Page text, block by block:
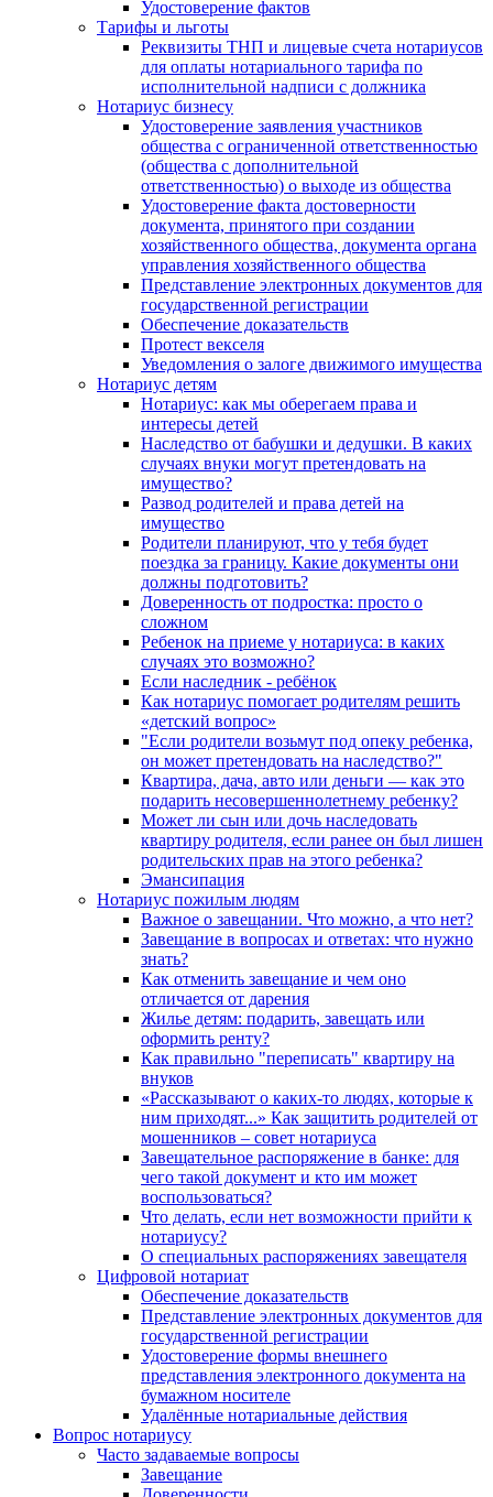
Удостоверение фактов
Тарифы и льготы
Реквизиты ТНП и лицевые счета нотариусов
для оплаты нотариального тарифа по
исполнительной надписи с должника
Нотариус бизнесу
Удостоверение заявления участников
общества с ограниченной ответственностью
(общества с дополнительной
ответственностью) о выходе из общества
Удостоверение факта достоверности
документа, принятого при создании
хозяйственного общества, документа органа
управления хозяйственного общества
Представление электронных документов для
государственной регистрации
Обеспечение доказательств
Протест векселя
Уведомления о залоге движимого имущества
Нотариус детям
Нотариус: как мы оберегаем права и
интересы детей
Наследство от бабушки и дедушки. В каких
случаях внуки могут претендовать на
имущество?
Развод родителей и права детей на
имущество
Родители планируют, что у тебя будет
поездка за границу. Какие документы они
должны подготовить?
Доверенность от подростка: просто о
сложном
Ребенок на приеме у нотариуса: в каких
случаях это возможно?
Если наследник - ребёнок
Как нотариус помогает родителям решить
«детский вопрос»
"Если родители возьмут под опеку ребенка,
он может претендовать на наследство?"
Квартира, дача, авто или деньги — как это
подарить несовершеннолетнему ребенку?
Может ли сын или дочь наследовать
квартиру родителя, если ранее он был лишен
родительских прав на этого ребенка?
Эмансипация
Нотариус пожилым людям
Важное о завещании. Что можно, а что нет?
Завещание в вопросах и ответах: что нужно
знать?
Как отменить завещание и чем оно
отличается от дарения
Жилье детям: подарить, завещать или
оформить ренту?
Как правильно "переписать" квартиру на
внуков
«Рассказывают о каких-то людях, которые к
ним приходят...» Как защитить родителей от
мошенников – совет нотариуса
Завещательное распоряжение в банке: для
чего такой документ и кто им может
воспользоваться?
Что делать, если нет возможности прийти к
нотариусу?
О специальных распоряжениях завещателя
Цифровой нотариат
Обеспечение доказательств
Представление электронных документов для
государственной регистрации
Удостоверение формы внешнего
представления электронного документа на
бумажном носителе
Удалённые нотариальные действия
Вопрос нотариусу
Часто задаваемые вопросы
Завещание